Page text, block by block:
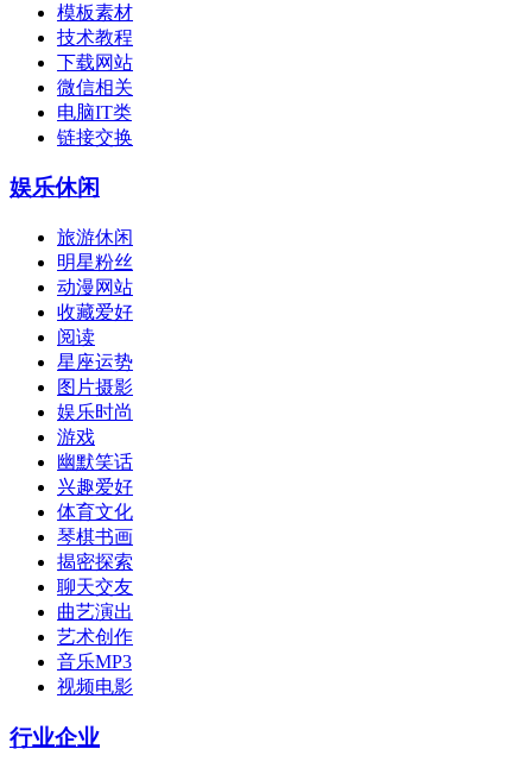
模板素材
技术教程
下载网站
微信相关
电脑IT类
链接交换
娱乐休闲
旅游休闲
明星粉丝
动漫网站
收藏爱好
阅读
星座运势
图片摄影
娱乐时尚
游戏
幽默笑话
兴趣爱好
体育文化
琴棋书画
揭密探索
聊天交友
曲艺演出
艺术创作
音乐MP3
视频电影
行业企业